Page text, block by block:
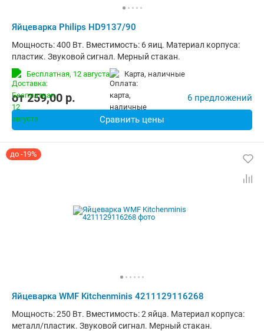
Яйцеварка Philips HD9137/90
Мощность: 400 Вт. Вместимость: 6 яиц. Материал корпуса:
пластик. Звуковой сигнал. Мерный стакан.
Бесплатная, 12 августа карта, наличные
от259,00 p. 6 предложений
Сравнить цены
до -19%
Яйцеварка WMF Kitchenminis 4211129116268
Мощность: 250 Вт. Вместимость: 2 яйца. Материал корпуса:
металл/пластик. Звуковой сигнал. Мерный стакан.